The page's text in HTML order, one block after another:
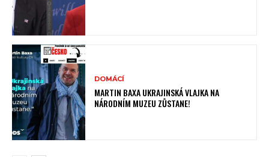
DOMÁCÍ
MARTIN BAXA UKRAJINSKÁ VLAJKA NA
NÁRODNÍM MUZEU ZŮSTANE!